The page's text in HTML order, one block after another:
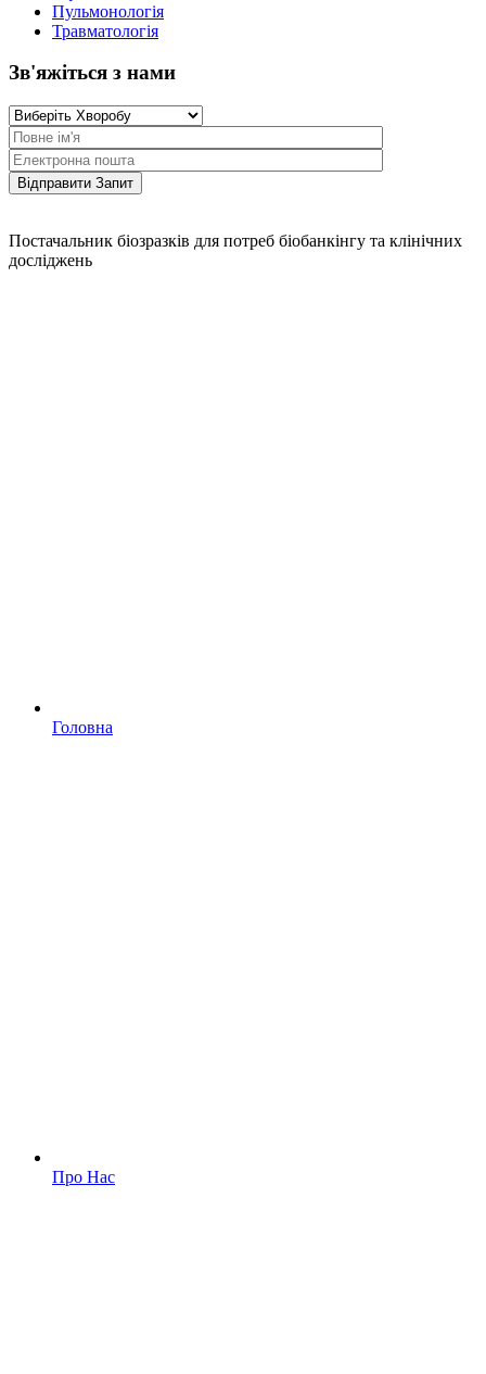
Пульмонологія
Травматологія
Зв'яжіться з нами
Постачальник біозразків для потреб біобанкінгу та клінічних
досліджень
Головна
Про Нас